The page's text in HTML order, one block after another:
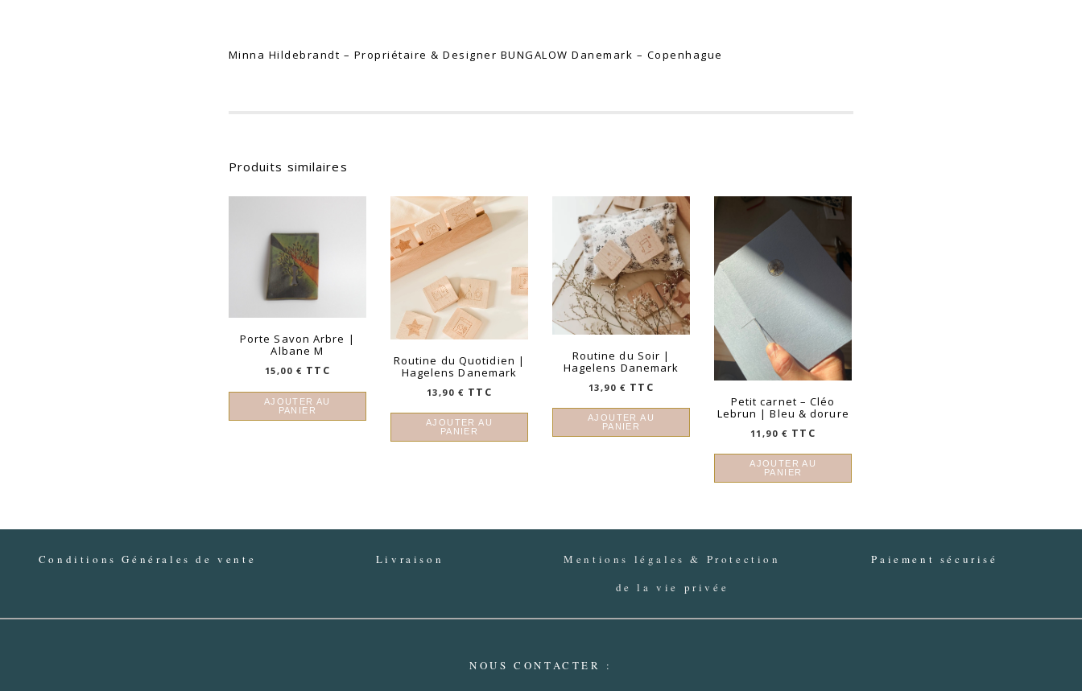
Minna Hildebrandt – Propriétaire & Designer BUNGALOW Danemark – Copenhague
Produits similaires
Porte Savon Arbre |
Albane M
15,00 € TTC
AJOUTER AU
PANIER
Routine du Quotidien |
Hagelens Danemark
13,90 € TTC
AJOUTER AU
PANIER
Routine du Soir |
Hagelens Danemark
13,90 € TTC
AJOUTER AU
PANIER
Petit carnet – Cléo
Lebrun | Bleu & dorure
11,90 € TTC
AJOUTER AU
PANIER
Conditions Générales de vente Livraison
Mentions légales & Protection
de la vie privée
Paiement sécurisé
NOUS CONTACTER :